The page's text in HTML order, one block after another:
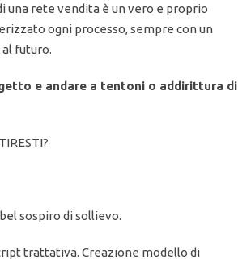
una rete vendita è un vero e proprio
ogni processo, sempre con un
futuro.
e andare a tentoni o addirittura di
sospiro di sollievo.
trattativa. Creazione modello di